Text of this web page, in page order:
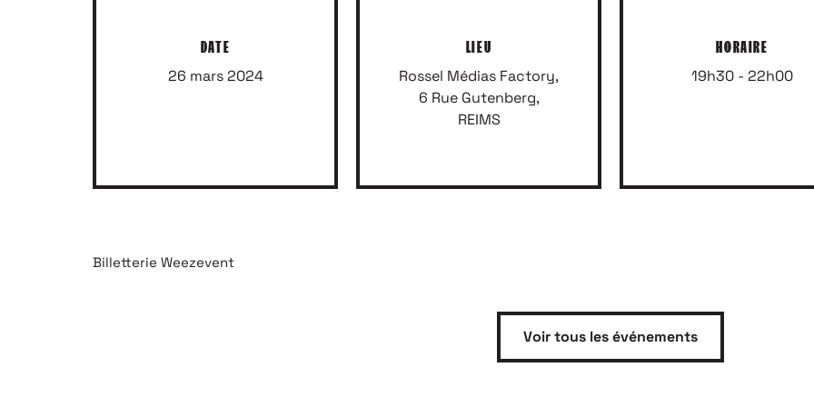
DATE
26 mars 2024
LIEU
Rossel Médias Factory,
6 Rue Gutenberg,
REIMS
HORAIRE
19h30 - 22h00
Billetterie Weezevent
Voir tous les événements